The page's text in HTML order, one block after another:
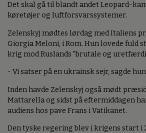
Det skal gå til blandt andet Leopard-
køretøjer og luftforsvarssystemer.
Zelenskyj mødtes lørdag med Italiens
Giorgia Meloni, i Rom. Hun lovede fuld
krig mod Ruslands "brutale og
- Vi satser på en ukrainsk sejr, sagde
Inden havde Zelenskyj også mødt
Mattarella og sidst på eftermiddagen
audiens hos pave Frans i Vatikanet.
Den tyske regering blev i krigens start i